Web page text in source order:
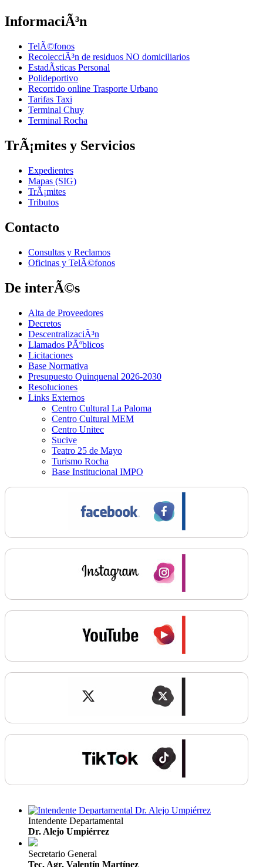
InformaciÃ³n
TelÃ©fonos
RecolecciÃ³n de residuos NO domiciliarios
EstadÃ­sticas Personal
Polideportivo
Recorrido online Trasporte Urbano
Tarifas Taxi
Terminal Chuy
Terminal Rocha
TrÃ¡mites y Servicios
Expedientes
Mapas (SIG)
TrÃ¡mites
Tributos
Contacto
Consultas y Reclamos
Oficinas y TelÃ©fonos
De interÃ©s
Alta de Proveedores
Decretos
DescentralizaciÃ³n
Llamados PÃºblicos
Licitaciones
Base Normativa
Presupuesto Quinquenal 2026-2030
Resoluciones
Links Externos
Centro Cultural La Paloma
Centro Cultural MEM
Centro Unitec
Sucive
Teatro 25 de Mayo
Turismo Rocha
Base Institucional IMPO
Intendente Departamental
Dr. Alejo Umpiérrez
Secretario General
Tec. Agr. Valentín Martínez